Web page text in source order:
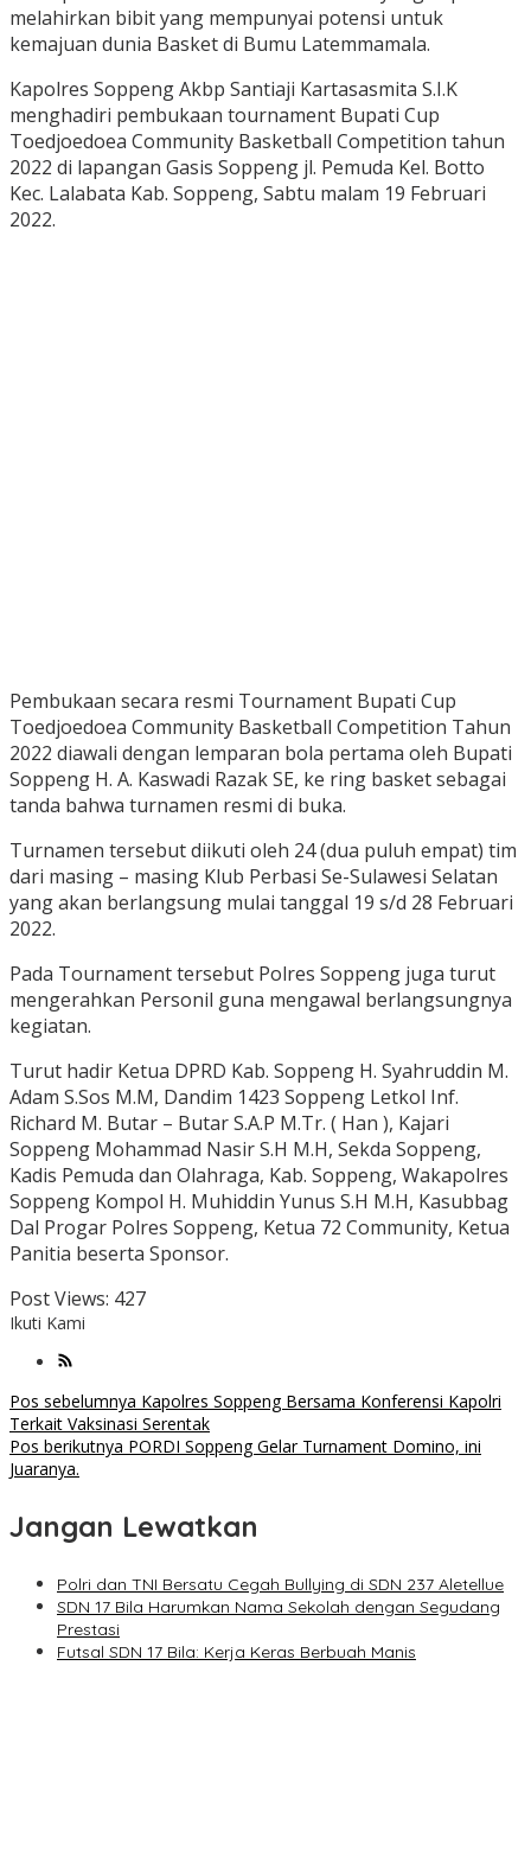
melahirkan bibit yang mempunyai potensi untuk
kemajuan dunia Basket di Bumu Latemmamala.
Kapolres Soppeng Akbp Santiaji Kartasasmita S.I.K
menghadiri pembukaan tournament Bupati Cup
Toedjoedoea Community Basketball Competition tahun
2022 di lapangan Gasis Soppeng jl. Pemuda Kel. Botto
Kec. Lalabata Kab. Soppeng, Sabtu malam 19 Februari
2022.
Pembukaan secara resmi Tournament Bupati Cup
Toedjoedoea Community Basketball Competition Tahun
2022 diawali dengan lemparan bola pertama oleh Bupati
Soppeng H. A. Kaswadi Razak SE, ke ring basket sebagai
tanda bahwa turnamen resmi di buka.
Turnamen tersebut diikuti oleh 24 (dua puluh empat) tim
dari masing – masing Klub Perbasi Se-Sulawesi Selatan
yang akan berlangsung mulai tanggal 19 s/d 28 Februari
2022.
Pada Tournament tersebut Polres Soppeng juga turut
mengerahkan Personil guna mengawal berlangsungnya
kegiatan.
Turut hadir Ketua DPRD Kab. Soppeng H. Syahruddin M.
Adam S.Sos M.M, Dandim 1423 Soppeng Letkol Inf.
Richard M. Butar – Butar S.A.P M.Tr. ( Han ), Kajari
Soppeng Mohammad Nasir S.H M.H, Sekda Soppeng,
Kadis Pemuda dan Olahraga, Kab. Soppeng, Wakapolres
Soppeng Kompol H. Muhiddin Yunus S.H M.H, Kasubbag
Dal Progar Polres Soppeng, Ketua 72 Community, Ketua
Panitia beserta Sponsor.
Post Views: 427
Ikuti Kami
Navigasi
pos
Pos sebelumnya Kapolres Soppeng Bersama Konferensi Kapolri
Terkait Vaksinasi Serentak
Pos berikutnya PORDI Soppeng Gelar Turnament Domino, ini
Juaranya.
Jangan Lewatkan
Polri dan TNI Bersatu Cegah Bullying di SDN 237 Aletellue
SDN 17 Bila Harumkan Nama Sekolah dengan Segudang
Prestasi
Futsal SDN 17 Bila: Kerja Keras Berbuah Manis